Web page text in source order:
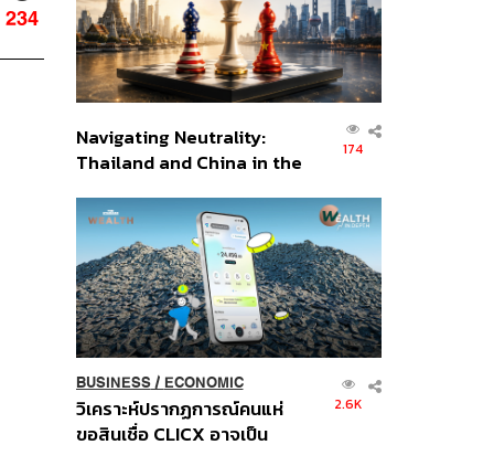
234
Navigating Neutrality:
Thailand and China in the
Order
174
BUSINESS/ ECONOMIC
วิเคราะห์ปรากฏการณ์คนแห่
ขอสินเชื่อ CLICX อาจเป็น
2.6K